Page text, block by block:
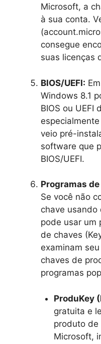
Microsoft, a
à sua conta.
consegue
suas licenças
BIOS/UEFI:
Windows 8.1
BIOS ou UEFI
veio pré-
software que
BIOS/UEFI.
Programas
Se você não
chave usando
pode usar um
de chaves
examinam
chaves de
programas
ProduKey
gratuita e
produto de
Microsoft,